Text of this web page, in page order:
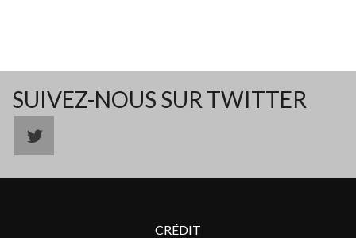
SUIVEZ-NOUS SUR TWITTER
CRÉDIT